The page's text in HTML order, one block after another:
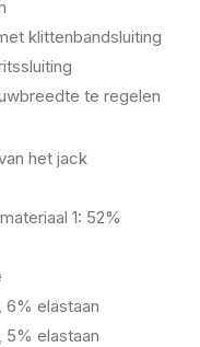
klittenbandsluiting
te regelen
het jack
1: 52%
6% elastaan
5% elastaan